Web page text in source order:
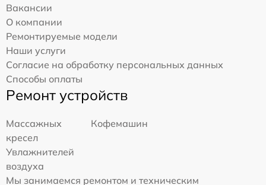
Вакансии
О компании
Ремонтируемые модели
Наши услуги
Согласие на обработку персональных данных
Способы оплаты
Ремонт устройств
Массажных
кресел
Кофемашин
Увлажнителей
воздуха
Мы занимаемся ремонтом и техническим